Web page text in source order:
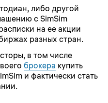
либо другой
с SimSim
на ее акции
разных стран.
в том числе
брокера купить
и фактически стать